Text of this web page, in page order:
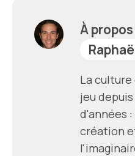
À
La
jeu
d'années
création